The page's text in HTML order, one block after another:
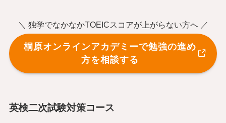
＼ 独学でなかなかTOEICスコアが上がらない方へ ／
桐原オンラインアカデミーで勉強の進め
方を相談する
英検二次試験対策コース